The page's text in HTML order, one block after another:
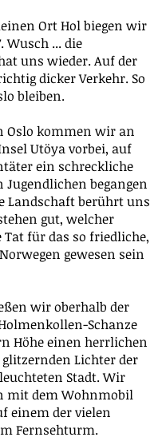
Ort Hol biegen wir
Wusch ... die
uns wieder. Auf der
dicker Verkehr. So
bleiben.
Oslo kommen wir an
Utöya vorbei, auf
ein schreckliche
Jugendlichen begangen
Landschaft berührt uns
gut, welcher
Tat für das so friedliche,
gewesen sein
wir oberhalb der
Schanze
Höhe einen herrlichen
Lichter der
Stadt. Wir
mit dem Wohnmobil
einem der vielen
Fernsehturm.